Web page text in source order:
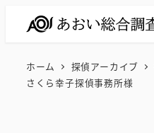
ホーム 探偵アーカイブ
さくら幸子探偵事務所様